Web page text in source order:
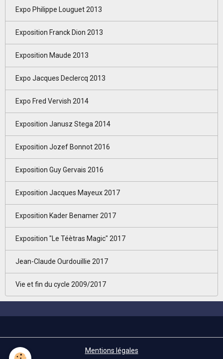
Expo Philippe Louguet 2013
Exposition Franck Dion 2013
Exposition Maude 2013
Expo Jacques Declercq 2013
Expo Fred Vervish 2014
Exposition Janusz Stega 2014
Exposition Jozef Bonnot 2016
Exposition Guy Gervais 2016
Exposition Jacques Mayeux 2017
Exposition Kader Benamer 2017
Exposition "Le Téètras Magic" 2017
Jean-Claude Ourdouillie 2017
Vie et fin du cycle 2009/2017
Mentions légales